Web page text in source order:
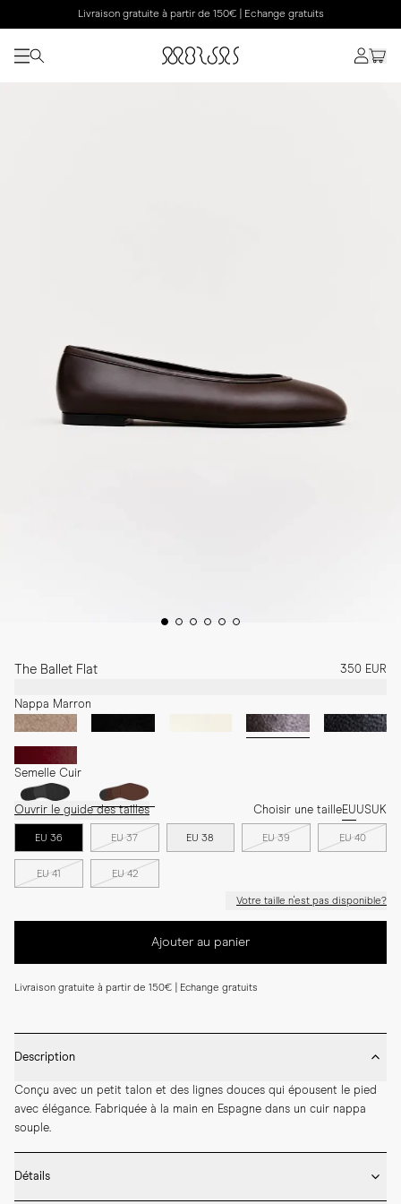
Livraison gratuite à partir de 150€ | Echange gratuits
The Ballet Flat 350 EUR
Nappa Marron
Semelle Cuir
Ouvrir le guide des tailles Choisir une tailleEUUSUK
EU 36 EU 37 EU 38 EU 39 EU 40
EU 41 EU 42
Votre taille n'est pas disponible?
Ajouter au panier
Livraison gratuite à partir de 150€ | Echange gratuits
Description
Conçu avec un petit talon et des lignes douces qui épousent le pied
avec élégance. Fabriquée à la main en Espagne dans un cuir nappa
souple.
Détails